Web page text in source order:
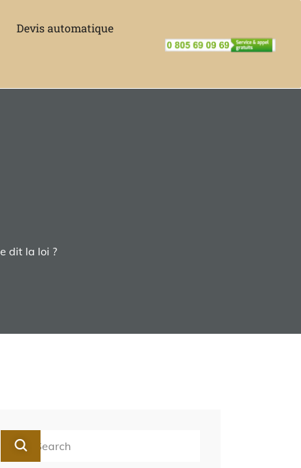
Devis automatique
dit la loi ?